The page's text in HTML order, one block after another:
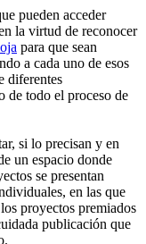
pueden acceder
la virtud de reconocer
para que sean
a cada uno de esos
diferentes
de todo el proceso de
si lo precisan y en
un espacio donde
se presentan
en las que
proyectos premiados
publicación que